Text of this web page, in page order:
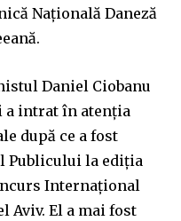
Națională Daneză
Daniel Ciobanu
a intrat în atenția
după ce a fost
Publicului la ediţia
Internaţional
Aviv. El a mai fost